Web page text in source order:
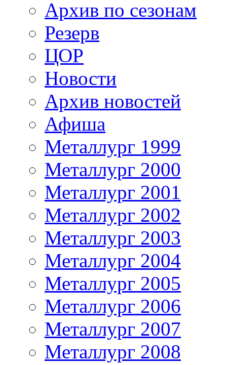
Архив по сезонам
Резерв
ЦОР
Новости
Архив новостей
Афиша
Металлург 1999
Металлург 2000
Металлург 2001
Металлург 2002
Металлург 2003
Металлург 2004
Металлург 2005
Металлург 2006
Металлург 2007
Металлург 2008